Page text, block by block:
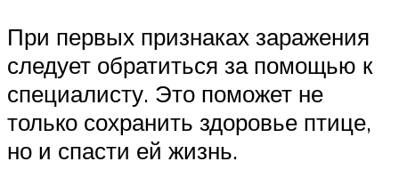
При первых признаках заражения
следует обратиться за помощью к
специалисту. Это поможет не
только сохранить здоровье птице,
но и спасти ей жизнь.